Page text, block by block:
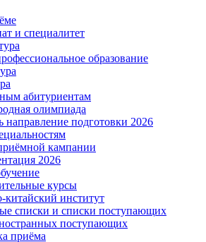
и специалитет
образование
абитуриентам
олимпиада
направление подготовки 2026
кампании
2026
курсы
китайский институт
списки и списки поступающих
поступающих
приёма